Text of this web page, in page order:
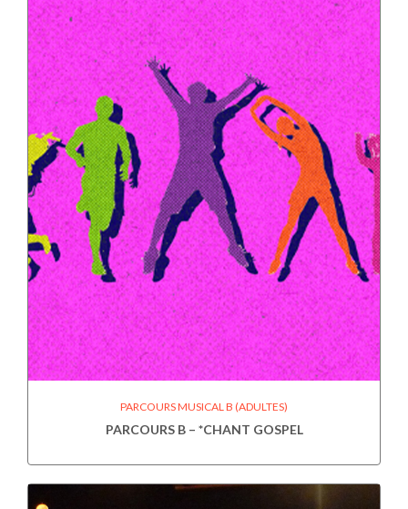
PARCOURS MUSICAL B (ADULTES)
PARCOURS B – *CHANT GOSPEL